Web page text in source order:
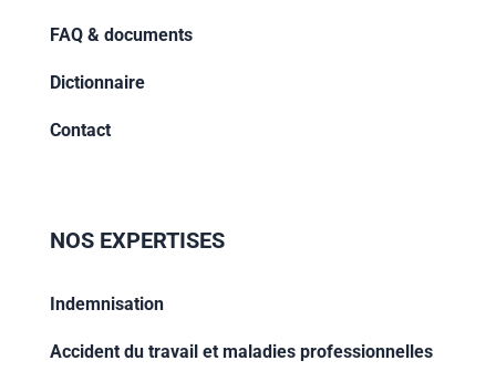
FAQ & documents
Dictionnaire
Contact
NOS EXPERTISES
Indemnisation
Accident du travail et maladies professionnelles